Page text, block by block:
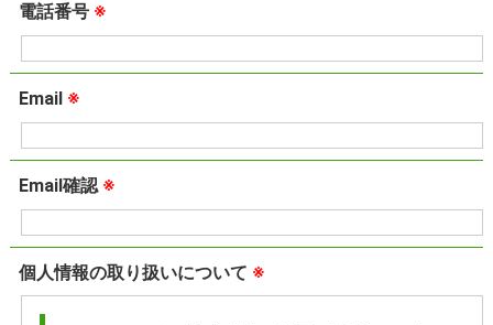
電話番号 ※
Email ※
Email確認 ※
個人情報の取り扱いについて ※